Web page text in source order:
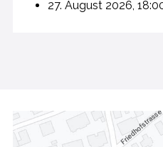
27. August 2026,